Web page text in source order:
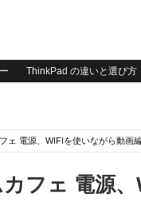
ThinkPad の違いと選び方
ェ 電源、WIFIを使いながら動画
フェ 電源